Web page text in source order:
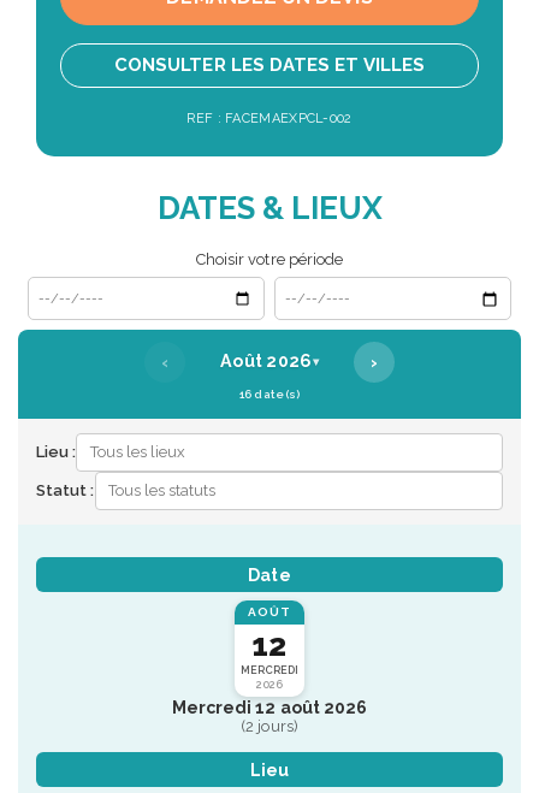
CONSULTER LES DATES ET VILLES
REF : FACEMAEXPCL-002
DATES & LIEUX
Choisir votre période
Date de début
Date de fin
‹ Août 2026▾ ›
16 date(s)
Lieu :
Statut :
Date
AOÛT
12
MERCREDI
2026
Mercredi 12 août 2026
(2 jours)
Lieu